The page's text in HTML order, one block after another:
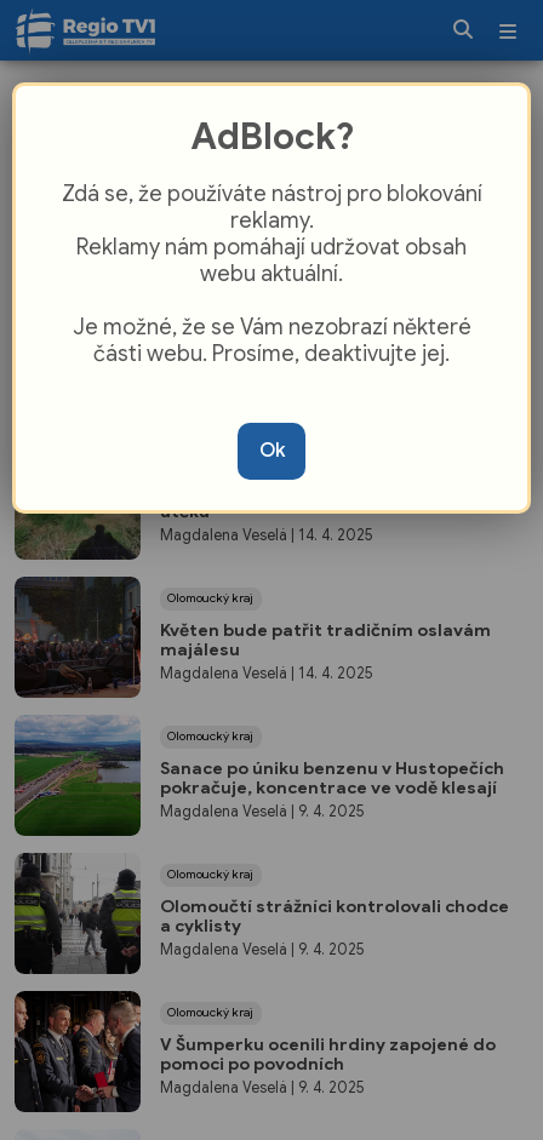
Magdalena Veselá
Olomoucký kraj
Velikonoce v Olomouci
Magdalena Veselá| 14. 4. 2025
Olomoucký kraj
Park na nám. Svobody v Přerově čeká
útěku
Magdalena Veselá | 14. 4. 2025
Olomoucký kraj
Květen bude patřit tradičním oslavám
majálesu
Magdalena Veselá | 14. 4. 2025
Olomoucký kraj
Sanace po úniku benzenu v Hustopečích
pokračuje, koncentrace ve vodě klesají
Magdalena Veselá | 9. 4. 2025
Olomoucký kraj
Olomoučtí strážníci kontrolovali chodce
a cyklisty
Magdalena Veselá | 9. 4. 2025
Olomoucký kraj
V Šumperku ocenili hrdiny zapojené do
pomoci po povodních
Magdalena Veselá | 9. 4. 2025
AdBlock?
Zdá se, že používáte nástroj pro blokování
reklamy.
Reklamy nám pomáhají udržovat obsah
webu aktuální.
Je možné, že se Vám nezobrazí některé
části webu. Prosíme, deaktivujte jej.
Ok